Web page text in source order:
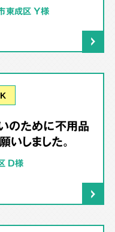
東成区 Y様
のために不用品
いしました。
D様